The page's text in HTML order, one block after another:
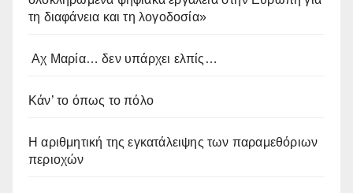
τη διαφάνεια και τη λογοδοσία»
Αχ Μαρία… δεν υπάρχει ελπίς…
Κάν’ το όπως το πόλο
Η αριθμητική της εγκατάλειψης των παραμεθόριων
περιοχών